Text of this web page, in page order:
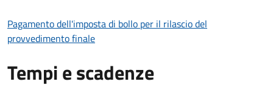
Pagamento dell'imposta di bollo per il rilascio del
provvedimento finale
Tempi e scadenze